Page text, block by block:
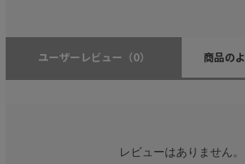
ユーザーレビュー （0） 商品の
レビューはありません。